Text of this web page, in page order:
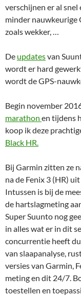
verschijnen er al snel
minder nauwkeurige
zoals wekker, …
De updatesvan
wordt er hard
wordt de GPS-
Begin november
marathon en tijdens
koop ik deze
Black HR.
Bij Garmin zitten ze
na de Fenix 3 (HR)
Intussen is bij de
de hartslagmeting
Super Suunto nog
in alles wat er in dit
concurrentie heeft
van slaapanalyse,
versies van Garmin,
meting en dit 24/7.
toestellen en